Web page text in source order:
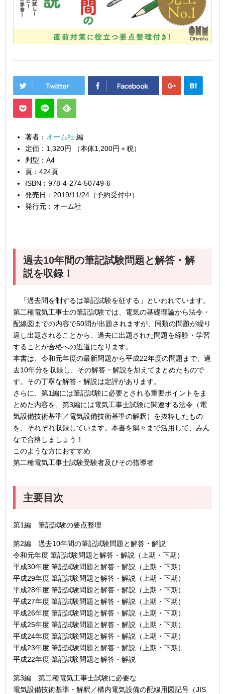
著者： オーム社 編
定価： 1,320円 （本体1,200円＋税）
判型： A4
頁： 424頁
ISBN： 978-4-274-50749-6
発売日： 2019/11/24（予約受付中）
発行元： オーム社
過去10年間の筆記試験問題と解答・解
説を収録！
「過去問を制するは筆記試験を征する」といわれています。
第二種電気工事士の筆記試験では、電気の基礎理論から法令・
配線図までの内容で50問が出題されますが、同類の問題が繰り
返し出題されることから、過去に出題された問題を経験・学習
することが合格への近道になります。
本書は、令和元年度の最新問題から平成22年度の問題まで、過
去10年分を収録し、その解答・解説を加えてまとめたもので
す。その丁寧な解答・解説は定評があります。
さらに、第1編には筆記試験に必要とされる重要ポイントをま
とめた内容を、第3編には電気工事士試験に関連する法令（電
気設備技術基準／電気設備技術基準の解釈）を抜粋したもの
を、それぞれ収録しています。本書を隅々まで活用して、みん
なで合格しましょう！
このような方におすすめ
第二種電気工事士試験受験者及びその指導者
主要目次
第1編 筆記試験の要点整理
第2編 過去10年間の筆記試験問題と解答・解説
令和元年度 筆記試験問題と解答・解説（上期・下期）
平成30年度 筆記試験問題と解答・解説（上期・下期）
平成29年度 筆記試験問題と解答・解説（上期・下期）
平成28年度 筆記試験問題と解答・解説（上期・下期）
平成27年度 筆記試験問題と解答・解説（上期・下期）
平成26年度 筆記試験問題と解答・解説（上期・下期）
平成25年度 筆記試験問題と解答・解説（上期・下期）
平成24年度 筆記試験問題と解答・解説（上期・下期）
平成23年度 筆記試験問題と解答・解説（上期・下期）
平成22年度 筆記試験問題と解答・解説
第3編 第二種電気工事士試験に必要な
電気設備技術基準・解釈／構内電気設備の配線用図記号（JIS